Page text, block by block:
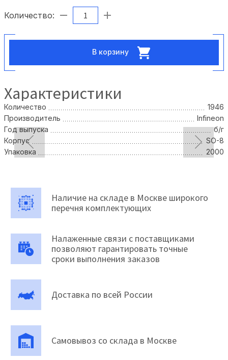
Количество:
В корзину
Характеристики
Количество
1946
Производитель
Infineon
Год выпуска
б/г
Корпус
SO-8
Упаковка
2000
Наличие на складе в Москве широкого
перечня комплектующих
Налаженные связи с поставщиками
позволяют гарантировать точные
сроки выполнения заказов
Доставка по всей России
Самовывоз со склада в Москве